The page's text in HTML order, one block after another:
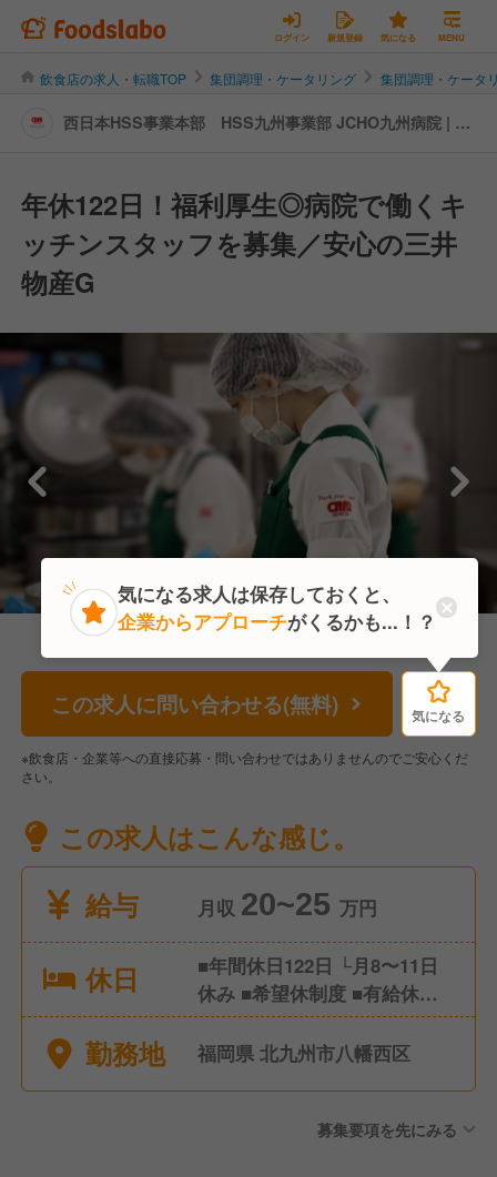
ログイン 新規登録 気になる MENU
飲食店の求人・転職TOP 集団調理・ケータリング 集団調理・ケータ
西日本HSS事業本部 HSS九州事業部 JCHO九州病院 | キ
年休122日！福利厚生◎病院で働くキ
ッチンスタッフを募集／安心の三井
物産G
この求人に問い合わせる(無料) 気になる
※飲食店・企業等への直接応募・問い合わせではありませんのでご安心くだ
さい。
この求人はこんな感じ。
給与
月収 20~25 万円
休日
■年間休日122日 └月8〜11日
休み ■希望休制度 ■有給休暇
(社内規定有) ■特別休暇(慶
弔、出産、育児、介護休暇な
勤務地 福岡県 北九州市八幡西区
募集要項を先にみる
気になる
気になる求人は保存しておくと、
企業からアプローチがくるかも...！？